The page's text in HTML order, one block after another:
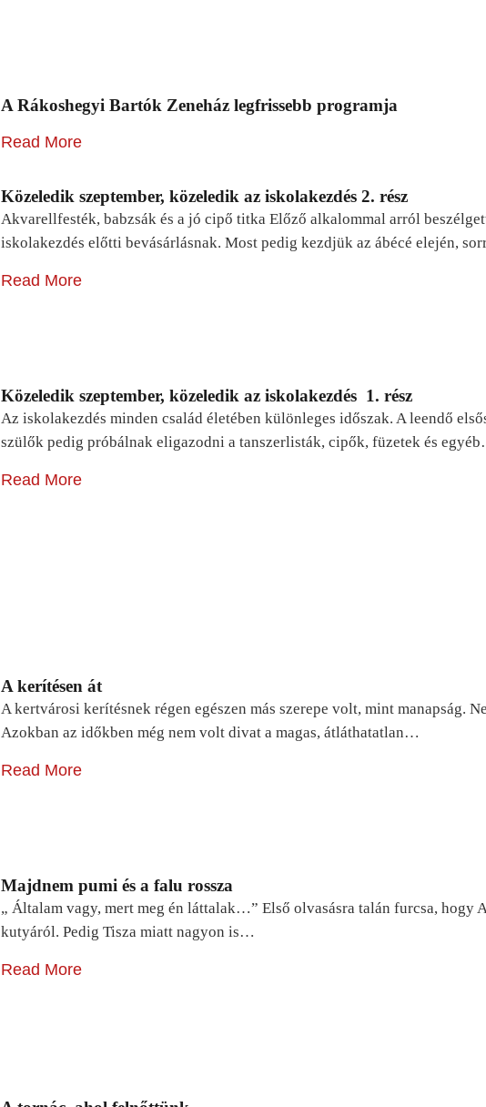
A Rákoshegyi Bartók Zeneház legfrissebb programja
Read More
Közeledik szeptember, közeledik az iskolakezdés 2. rész
Akvarellfesték, babzsák és a jó cipő titka Előző alkalommal arról
iskolakezdés előtti bevásárlásnak. Most pedig kezdjük az ábécé elején,
Read More
Közeledik szeptember, közeledik az iskolakezdés 1. rész
Az iskolakezdés minden család életében különleges időszak. A leendő
szülők pedig próbálnak eligazodni a tanszerlisták, cipők, füzetek és
Read More
A kerítésen át
A kertvárosi kerítésnek régen egészen más szerepe volt, mint manapság.
Azokban az időkben még nem volt divat a magas, átláthatatlan…
Read More
Majdnem pumi és a falu rossza
„ Általam vagy, mert meg én láttalak…” Első olvasásra talán furcsa, hogy
kutyáról. Pedig Tisza miatt nagyon is…
Read More